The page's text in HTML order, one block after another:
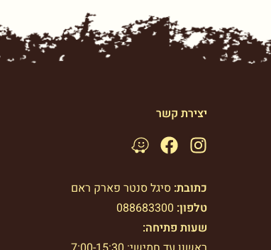
יצירת קשר
כתובת: סיגל סנטר פארק ראם
טלפון: 088683300
שעות פתיחה: